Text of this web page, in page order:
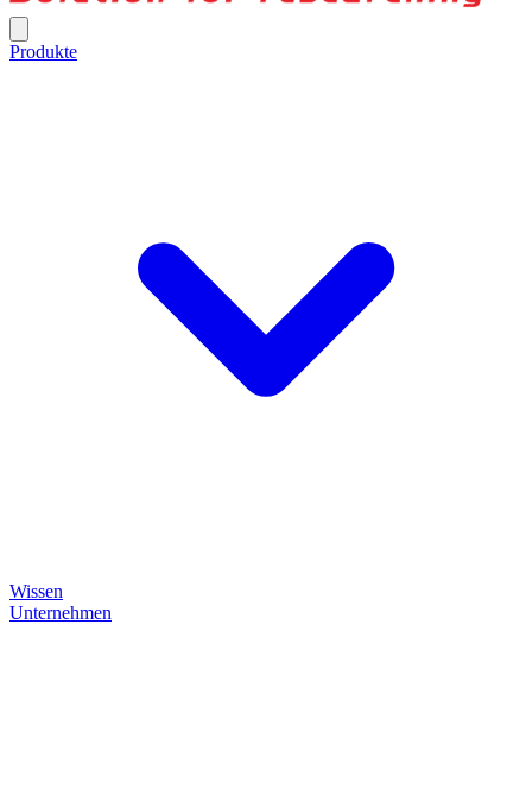
Produkte
Wissen
Unternehmen